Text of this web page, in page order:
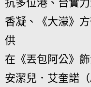
在《丟包阿公》
安潔兒．艾奎諾